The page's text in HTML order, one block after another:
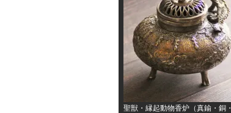
聖獣・縁起動物香炉（真鍮・銅・